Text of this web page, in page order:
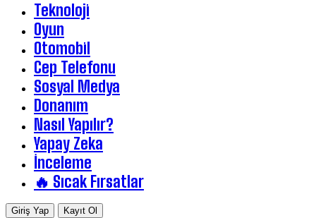
Teknoloji
Oyun
Otomobil
Cep Telefonu
Sosyal Medya
Donanım
Nasıl Yapılır?
Yapay Zeka
İnceleme
🔥 Sıcak Fırsatlar
Giriş Yap Kayıt Ol